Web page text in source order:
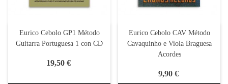
Eurico Cebolo GP1 Método
Guitarra Portuguesa 1 con CD
19,50 €
Eurico Cebolo CAV Método
Cavaquinho e Viola Braguesa
Acordes
9,90 €